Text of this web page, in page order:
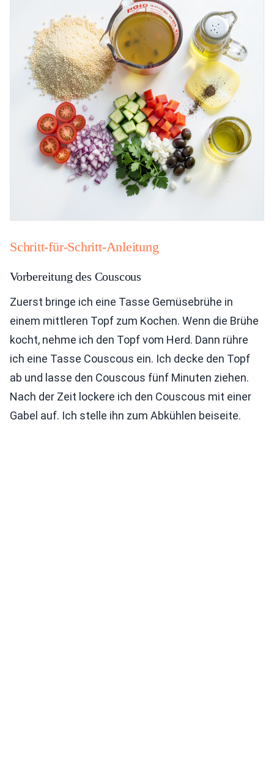
Schritt-für-Schritt-Anleitung
Vorbereitung des Couscous
Zuerst bringe ich eine Tasse Gemüsebrühe in
einem mittleren Topf zum Kochen. Wenn die Brühe
kocht, nehme ich den Topf vom Herd. Dann rühre
ich eine Tasse Couscous ein. Ich decke den Topf
ab und lasse den Couscous fünf Minuten ziehen.
Nach der Zeit lockere ich den Couscous mit einer
Gabel auf. Ich stelle ihn zum Abkühlen beiseite.